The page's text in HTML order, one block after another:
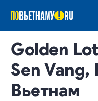
Golden
Sen Vang,
Вьетнам